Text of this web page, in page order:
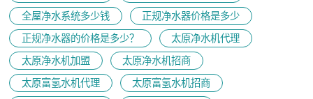
全屋净水系统多少钱
正规净水器价格是多少
正规净水器的价格是多少？
太原净水机代理
太原净水机加盟
太原净水机招商
太原富氢水机代理
太原富氢水机招商